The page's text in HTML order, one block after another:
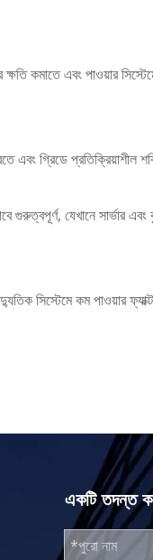
ক্ষতি কমাতে এবং পাওয়ার
এবং গ্রিডে প্রতিক্রিয়াশীল
গুরুত্বপূর্ণ, যেখানে সার্ভার
সিস্টেমে কম পাওয়ার
একটি তদন্ত